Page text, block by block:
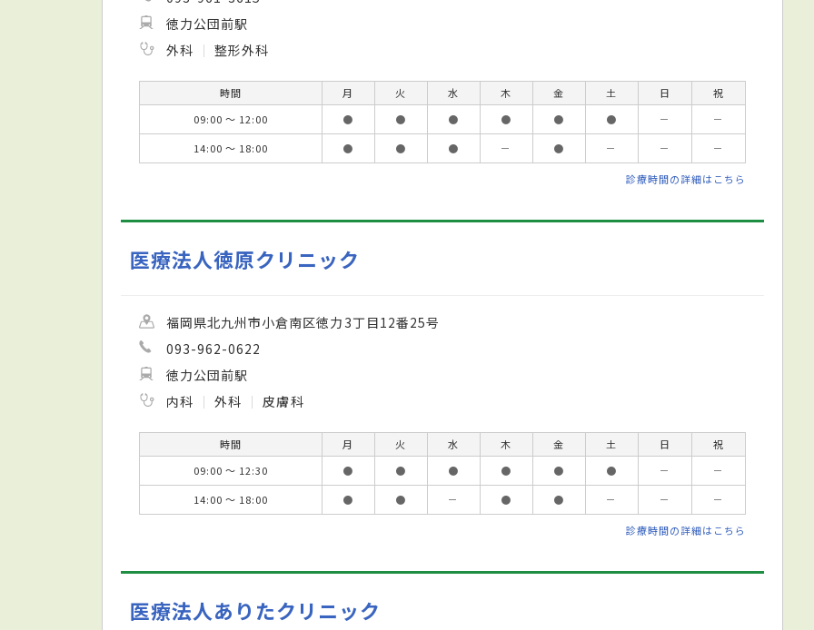
徳力公団前駅
外科
整形外科
時間 月 火 水 木 金 土 日
祝
09:00 ～ 12:00
● ● ● ● ● ● －
－
14:00 ～ 18:00
● ● ● － ● － － －
診療時間の詳細はこちら
医療法人徳原クリニック
福岡県北九州市小倉南区徳力3丁目12番25号
093-962-0622
徳力公団前駅
内科
外科 皮膚科
時間 月 火 水 木 金 土 日
祝
09:00 ～ 12:30
● ● ● ● ● ● －
－
14:00 ～ 18:00
● ● － ● ● － － －
診療時間の詳細はこちら
医療法人ありたクリニック